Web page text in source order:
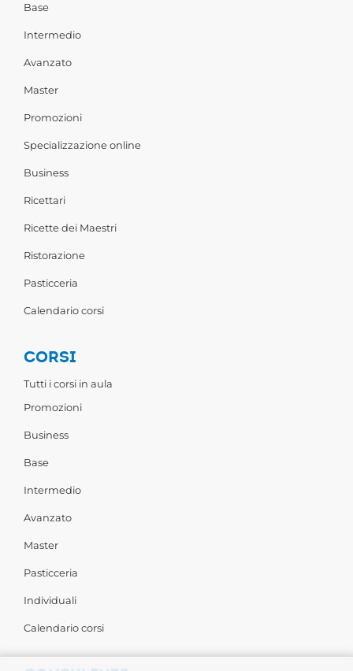
Base
Intermedio
Avanzato
Master
Promozioni
Specializzazione online
Business
Ricettari
Ricette dei Maestri
Ristorazione
Pasticceria
Calendario corsi
CORSI
Tutti i corsi in aula
Promozioni
Business
Base
Intermedio
Avanzato
Master
Pasticceria
Individuali
Calendario corsi